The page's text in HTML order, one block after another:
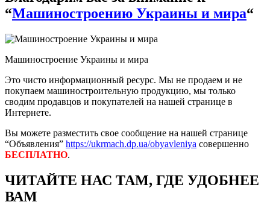
“Машиностроению Украины и мира“
Машиностроение Украины и мира
Это чисто информационный ресурс. Мы не продаем и не
покупаем машиностроительную продукцию, мы только
сводим продавцов и покупателей на нашей странице в
Интернете.
Вы можете разместить свое сообщение на нашей странице
“Объявления” https://ukrmach.dp.ua/obyavleniya совершенно
БЕСПЛАТНО.
ЧИТАЙТЕ НАС ТАМ, ГДЕ УДОБНЕЕ
ВАМ